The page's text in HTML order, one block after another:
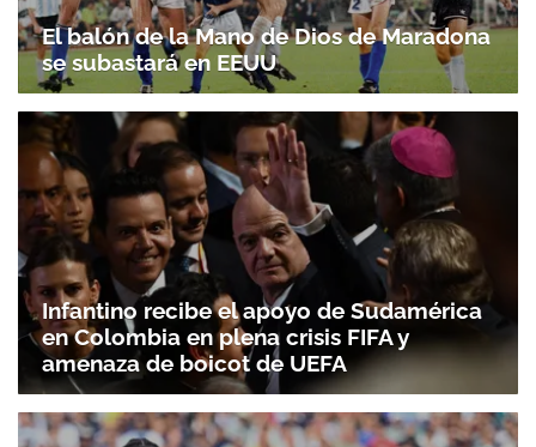
El balón de la Mano de Dios de Maradona
se subastará en EEUU
Infantino recibe el apoyo de Sudamérica
en Colombia en plena crisis FIFA y
amenaza de boicot de UEFA